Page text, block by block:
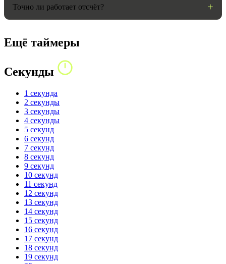
Точно ли работает отсчёт?
Ещё таймеры
Секунды
1 секунда
2 секунды
3 секунды
4 секунды
5 секунд
6 секунд
7 секунд
8 секунд
9 секунд
10 секунд
11 секунд
12 секунд
13 секунд
14 секунд
15 секунд
16 секунд
17 секунд
18 секунд
19 секунд